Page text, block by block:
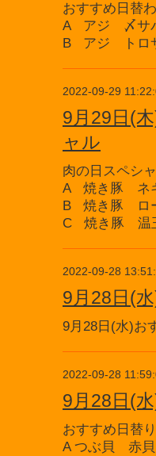
おすすめ日替
A アジ 〆サ
B アジ トロ
2022-09-29
9月29日(
ャル
肉の日スペシ
A 焼き豚 ネ
B 焼き豚 ロ
C 焼き豚 温
2022-09-28
9月28日(
9月28日(水)お
2022-09-28
9月28日(
おすすめ日替
A つぶ貝 赤